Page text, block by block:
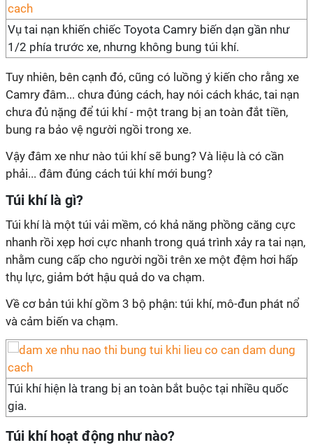
Vụ tai nạn khiến chiếc Toyota Camry biến dạn gần như
1/2 phía trước xe, nhưng không bung túi khí.
Tuy nhiên, bên cạnh đó, cũng có luồng ý kiến cho rằng xe
Camry đâm... chưa đúng cách, hay nói cách khác, tai nạn
chưa đủ nặng để túi khí - một trang bị an toàn đắt tiền,
bung ra bảo vệ người ngồi trong xe.
Vậy đâm xe như nào túi khí sẽ bung? Và liệu là có cần
phải... đâm đúng cách túi khí mới bung?
Túi khí là gì?
Túi khí là một túi vải mềm, có khả năng phồng căng cực
nhanh rồi xẹp hơi cực nhanh trong quá trình xảy ra tai nạn,
nhằm cung cấp cho người ngồi trên xe một đệm hơi hấp
thụ lực, giảm bớt hậu quả do va chạm.
Về cơ bản túi khí gồm 3 bộ phận: túi khí, mô-đun phát nổ
và cảm biến va chạm.
Túi khí hiện là trang bị an toàn bắt buộc tại nhiều quốc
gia.
Túi khí hoạt động như nào?